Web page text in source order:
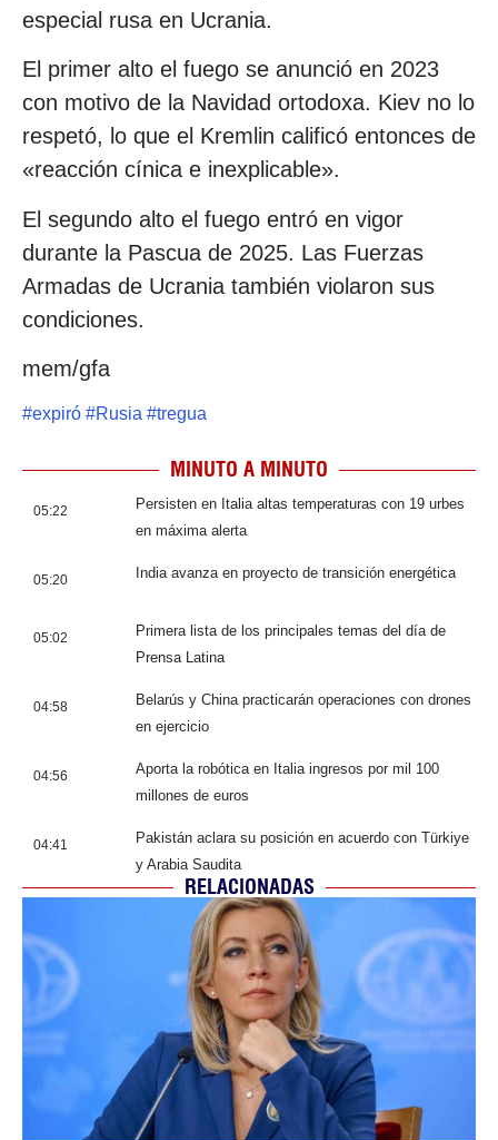
especial rusa en Ucrania.
El primer alto el fuego se anunció en 2023
con motivo de la Navidad ortodoxa. Kiev no lo
respetó, lo que el Kremlin calificó entonces de
«reacción cínica e inexplicable».
El segundo alto el fuego entró en vigor
durante la Pascua de 2025. Las Fuerzas
Armadas de Ucrania también violaron sus
condiciones.
mem/gfa
#expiró #Rusia #tregua
MINUTO A MINUTO
05:22
Persisten en Italia altas temperaturas con 19 urbes
en máxima alerta
05:20 India avanza en proyecto de transición energética
05:02
Primera lista de los principales temas del día de
Prensa Latina
04:58
Belarús y China practicarán operaciones con drones
en ejercicio
04:56
Aporta la robótica en Italia ingresos por mil 100
millones de euros
04:41
Pakistán aclara su posición en acuerdo con Türkiye
y Arabia Saudita
RELACIONADAS